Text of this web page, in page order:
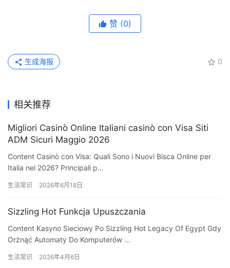
赞 (0)
0
生成海报
相关推荐
Migliori Casinò Online Italiani casinò con Visa Siti
ADM Sicuri Maggio 2026
Content Casinò con Visa: Quali Sono i Nuovi Bisca Online per
Italia nel 2026? Principali p…
生活常识 2026年6月18日
Sizzling Hot Funkcja Upuszczania
Content Kasyno Sieciowy Po Sizzling Hot Legacy Of Egypt Gdy
Orżnąć Automaty Do Komputerów …
生活常识 2026年4月6日